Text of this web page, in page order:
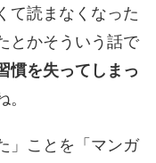
て読まなくなった
とかそういう話で
慣を失ってしまっ
」ことを「マンガ